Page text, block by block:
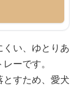
い、ゆとりあ
ーです。
すため、愛犬